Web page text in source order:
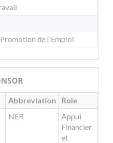
de l'Emploi
Abbreviation
Role
NER
Appui
Financier
et